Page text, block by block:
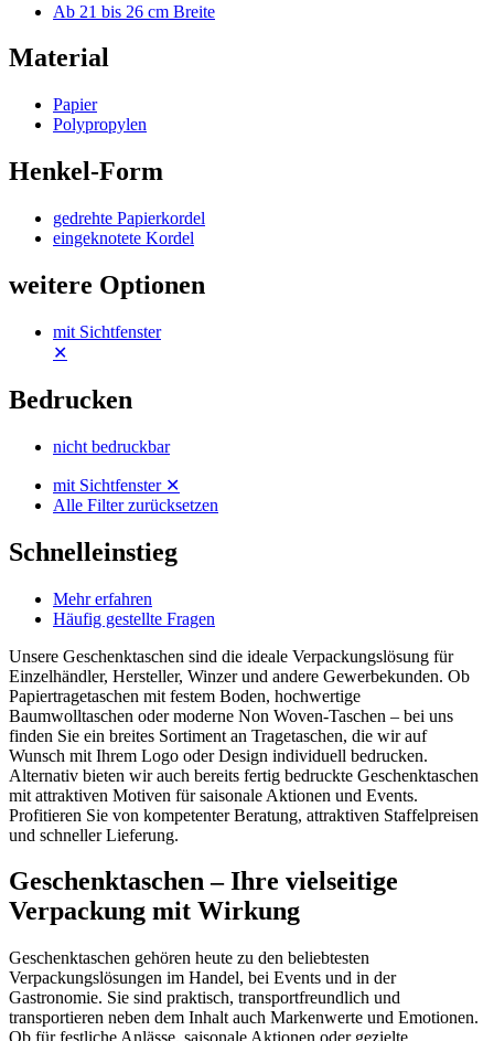
eingeknotete Kordel
weitere Optionen
✕
Bedrucken
nicht bedruckbar
Alle Filter zurücksetzen
Häufig gestellte Fragen
Unsere Geschenktaschen sind die ideale Verpackungslösung für
Einzelhändler, Hersteller, Winzer und andere Gewerbekunden. Ob
Baumwolltaschen oder moderne Non Woven-Taschen – bei uns
finden Sie ein breites Sortiment an Tragetaschen, die wir auf
Alternativ bieten wir auch bereits fertig bedruckte Geschenktaschen
mit attraktiven Motiven für saisonale Aktionen und Events.
und schneller Lieferung.
Geschenktaschen – Ihre vielseitige
Verpackung mit Wirkung
Geschenktaschen gehören heute zu den beliebtesten
Verpackungslösungen im Handel, bei Events und in der
Gastronomie. Sie sind praktisch, transportfreundlich und
transportieren neben dem Inhalt auch Markenwerte und Emotionen.
Kundenbindung – mit der richtigen Geschenktasche machen Sie aus
einem Produkt ein Erlebnis. In unserem Sortiment finden Sie
hochwertige Tragetaschen aus Papier, Baumwolle und Non Woven
1. Die drei beliebtesten Materialien für
Geschenktaschen im Überblick